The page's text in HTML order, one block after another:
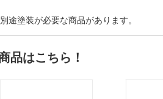
塗装が必要な商品があります。
品はこちら！